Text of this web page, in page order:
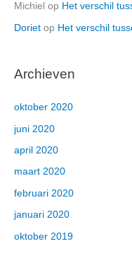
Michiel op Het verschil
Doriet op Het verschil
Archieven
oktober 2020
juni 2020
april 2020
maart 2020
februari 2020
januari 2020
oktober 2019